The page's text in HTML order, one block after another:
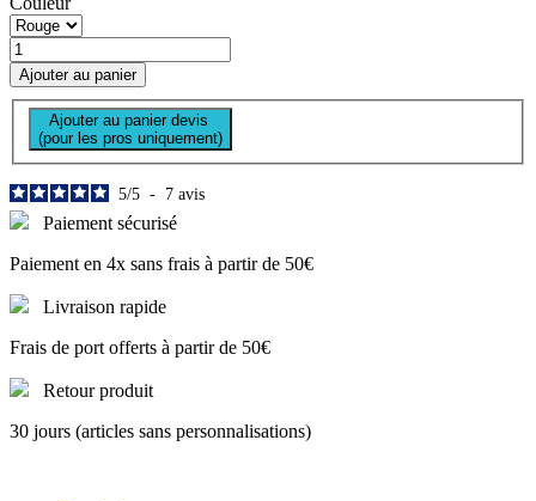
Ajouter au panier
Ajouter au panier devis
(pour les pros uniquement)
5/5 - 7 avis
Paiement sécurisé
Paiement en 4x sans frais à partir de 50€
Livraison rapide
Frais de port offerts à partir de 50€
Retour produit
30 jours (articles sans personnalisations)